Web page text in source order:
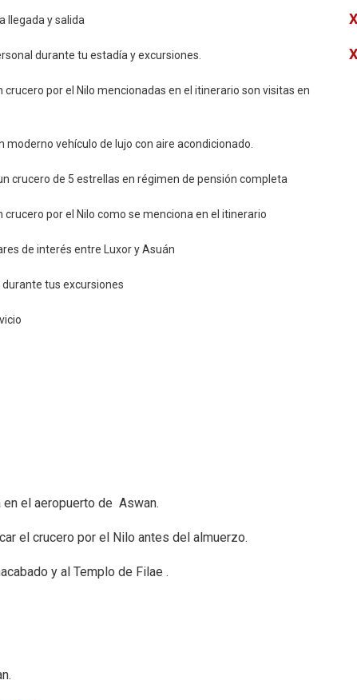
llegada y salida
durante tu estadía y excursiones.
crucero por el Nilo mencionadas en el itinerario son visitas en
moderno vehículo de lujo con aire acondicionado.
crucero de 5 estrellas en régimen de pensión completa
crucero por el Nilo como se menciona en el itinerario
de interés entre Luxor y Asuán
tus excursiones
el aeropuerto de Aswan.
el crucero por el Nilo antes del almuerzo.
y al Templo de Filae .